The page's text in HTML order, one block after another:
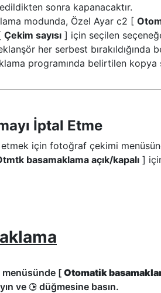
sonra kapanacaktır.
modunda, Özel Ayar c2 [
Çekim sayısı ] için seçilen
her serbest bırakıldığında
programında belirtilen kopya
İptal Etme
etmek için fotoğraf çekimi
basamaklama açık/kapalı ]
[ Otomatik
ve 2 düğmesine basın.